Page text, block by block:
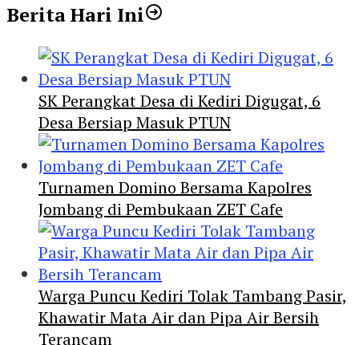
Berita Hari Ini
SK Perangkat Desa di Kediri Digugat, 6
Desa Bersiap Masuk PTUN
Turnamen Domino Bersama Kapolres
Jombang di Pembukaan ZET Cafe
Warga Puncu Kediri Tolak Tambang Pasir,
Khawatir Mata Air dan Pipa Air Bersih
Terancam